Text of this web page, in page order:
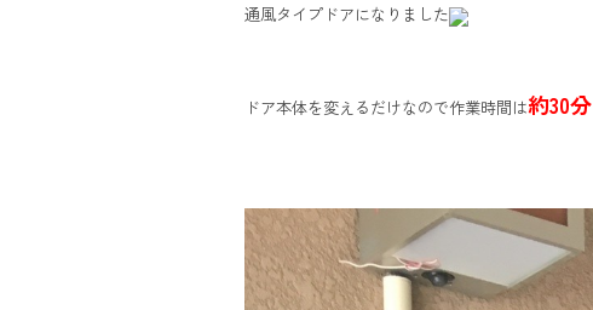
通風タイプドアになりました
ドア本体を変えるだけなので作業時間は約30分